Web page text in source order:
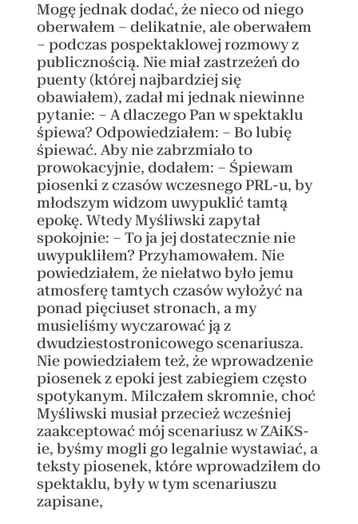
Mogę jednak dodać, że nieco od niego
oberwałem – delikatnie, ale oberwałem
– podczas pospektaklowej rozmowy z
publicznością. Nie miał zastrzeżeń do
puenty (której najbardziej się
obawiałem), zadał mi jednak niewinne
pytanie: – A dlaczego Pan w spektaklu
śpiewa? Odpowiedziałem: – Bo lubię
śpiewać. Aby nie zabrzmiało to
prowokacyjnie, dodałem: – Śpiewam
piosenki z czasów wczesnego PRL-u, by
młodszym widzom uwypuklić tamtą
epokę. Wtedy Myśliwski zapytał
spokojnie: – To ja jej dostatecznie nie
uwypukliłem? Przyhamowałem. Nie
powiedziałem, że niełatwo było jemu
atmosferę tamtych czasów wyłożyć na
ponad pięciuset stronach, a my
musieliśmy wyczarować ją z
dwudziestostronicowego scenariusza.
Nie powiedziałem też, że wprowadzenie
piosenek z epoki jest zabiegiem często
spotykanym. Milczałem skromnie, choć
Myśliwski musiał przecież wcześniej
zaakceptować mój scenariusz w ZAiKS-
ie, byśmy mogli go legalnie wystawiać, a
teksty piosenek, które wprowadziłem do
spektaklu, były w tym scenariuszu
zapisane,